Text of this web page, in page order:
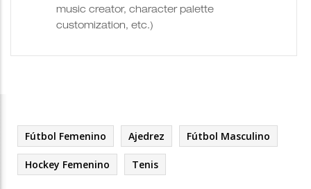
music creator, character palette
customization, etc.)
Fútbol Femenino Ajedrez Fútbol Masculino
Hockey Femenino Tenis